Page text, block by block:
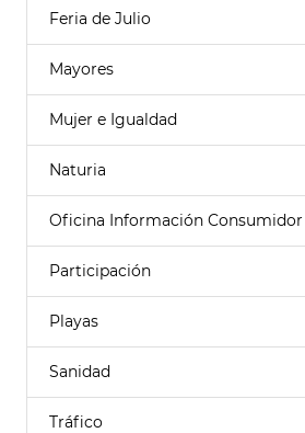
Feria de Julio
Mayores
Mujer e Igualdad
Naturia
Oficina Información Consumidor
Participación
Playas
Sanidad
Tráfico